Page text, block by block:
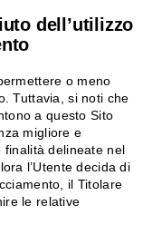
dell’utilizzo
o meno
Tuttavia, si noti che
a questo Sito
migliore e
finalità delineate nel
l’Utente decida di
il Titolare
le relative